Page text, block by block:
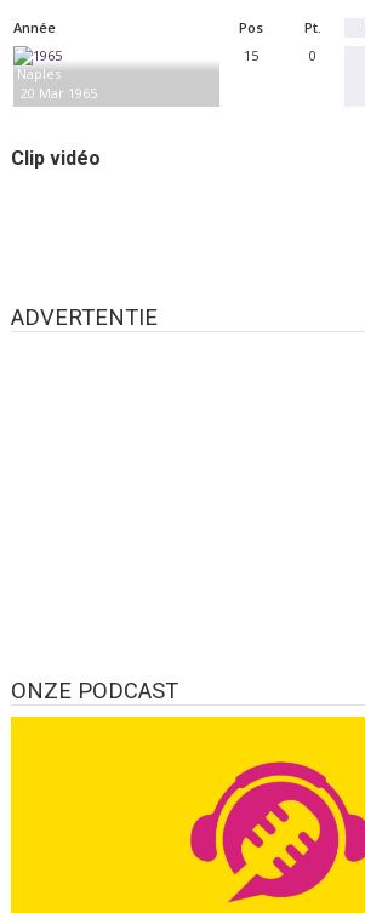
Année Pos Pt.
Naples
20 Mar 1965
15 0
Clip vidéo
ADVERTENTIE
ONZE PODCAST